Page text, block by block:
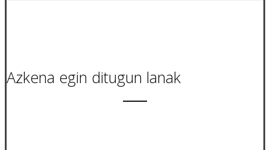
Azkena egin ditugun lanak